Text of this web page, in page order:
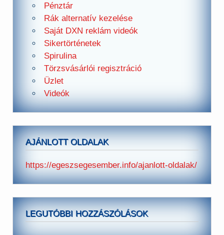
Pénztár
Rák alternatív kezelése
Saját DXN reklám videók
Sikertörténetek
Spirulina
Törzsvásárlói regisztráció
Üzlet
Videók
AJÁNLOTT OLDALAK
https://egeszsegesember.info/ajanlott-oldalak/
LEGUTÓBBI HOZZÁSZÓLÁSOK